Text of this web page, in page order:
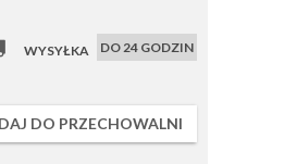
WYSYŁKA DO 24 GODZIN
DO PRZECHOWALNI